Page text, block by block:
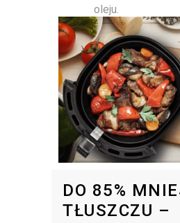
oleju.
DO 85%
TŁUSZCZU –